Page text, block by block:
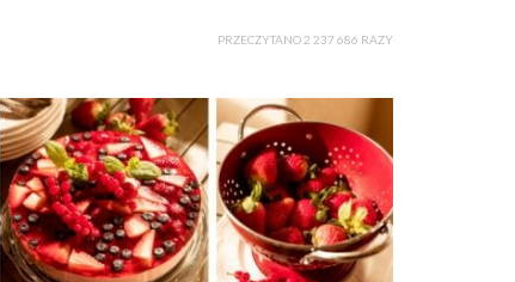
PRZECZYTANO 2 237 686 RAZY